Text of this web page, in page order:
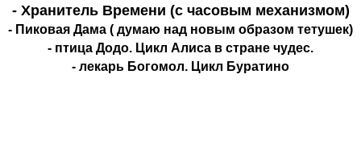
- Хранитель Времени (с часовым механизмом)
- Пиковая Дама ( думаю над новым образом тетушек)
- птица Додо. Цикл Алиса в стране чудес.
- лекарь Богомол. Цикл Буратино